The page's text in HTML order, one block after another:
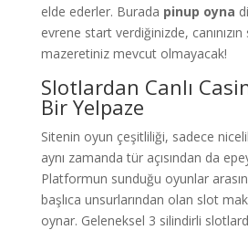
elde ederler. Burada pinup oyna
evrene start verdiğinizde, canınızın
mazeretiniz mevcut olmayacak!
Slotlardan Canlı
Bir Yelpaze
Sitenin oyun çeşitliliği, sadece
aynı zamanda tür açısından da
Platformun sunduğu oyunlar
başlıca unsurlarından olan slot
oynar. Geleneksel 3 silindirli